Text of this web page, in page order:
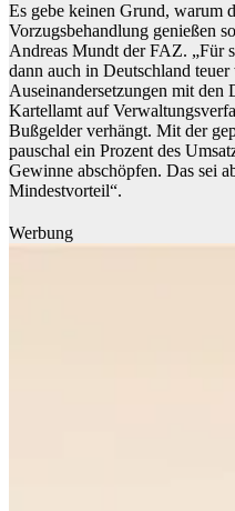
Es gebe keinen Grund, warum
Vorzugsbehandlung genießen
Andreas Mundt der FAZ. „Für
dann auch in Deutschland
Auseinandersetzungen mit den
Kartellamt auf
Bußgelder verhängt. Mit der
pauschal ein Prozent des
Gewinne abschöpfen. Das sei
Mindestvorteil“.
Werbung